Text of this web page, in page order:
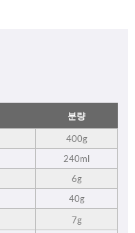
분량
400g
240ml
6g
40g
7g